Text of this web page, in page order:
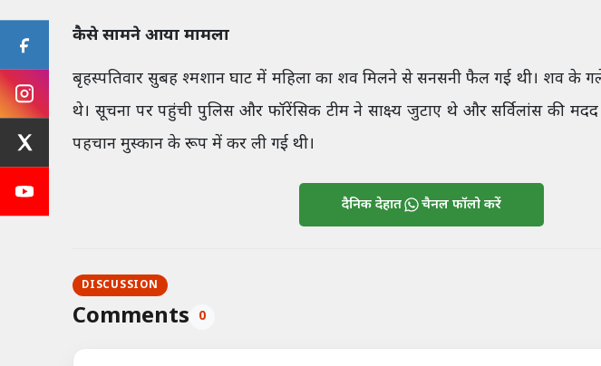
कैसे सामने आया मामला
बृहस्पतिवार सुबह श्मशान घाट में महिला का शव मिलने से सनसनी फैल गई थी। शव के
थे। सूचना पर पहुंची पुलिस और फॉरेंसिक टीम ने साक्ष्य जुटाए थे और सर्विलांस की
पहचान मुस्कान के रूप में कर ली गई थी।
दैनिक देहात चैनल फॉलो करें
DISCUSSION
Comments 0